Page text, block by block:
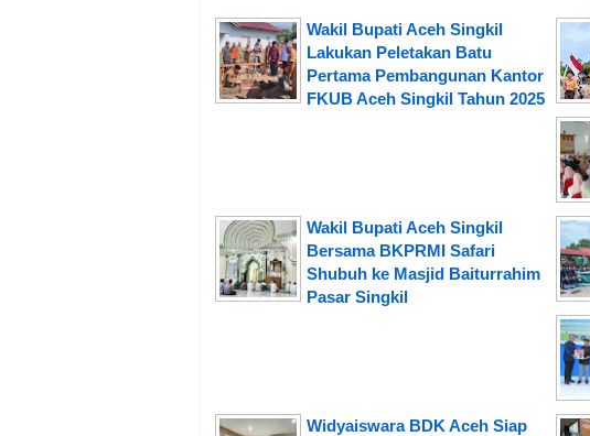
Wakil Bupati Aceh Singkil
Lakukan Peletakan Batu
Pertama Pembangunan Kantor
FKUB Aceh Singkil Tahun 2025
Wakil Bupati Aceh Singkil
Bersama BKPRMI Safari
Shubuh ke Masjid Baiturrahim
Pasar Singkil
Widyaiswara BDK Aceh Siap